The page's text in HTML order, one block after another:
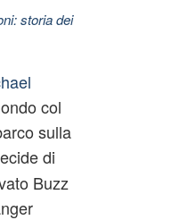
storia dei
col
sulla
di
Buzz